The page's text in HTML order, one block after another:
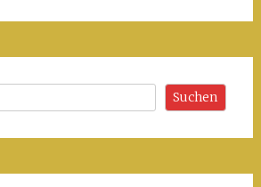
Suchen